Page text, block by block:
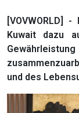
[VOVWORLD]
Kuwait dazu
und des